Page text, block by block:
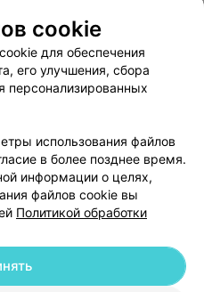
Публичный договор
Способы оплаты
Партнеры
cookie
данных
cookie
для обеспечения
его улучшения, сбора
персонализированных
использования файлов
в более позднее время.
информации о целях,
файлов cookie вы
Политикой обработки